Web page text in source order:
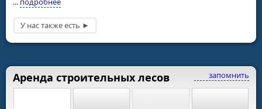
запомнить
Аренда строительных лесов